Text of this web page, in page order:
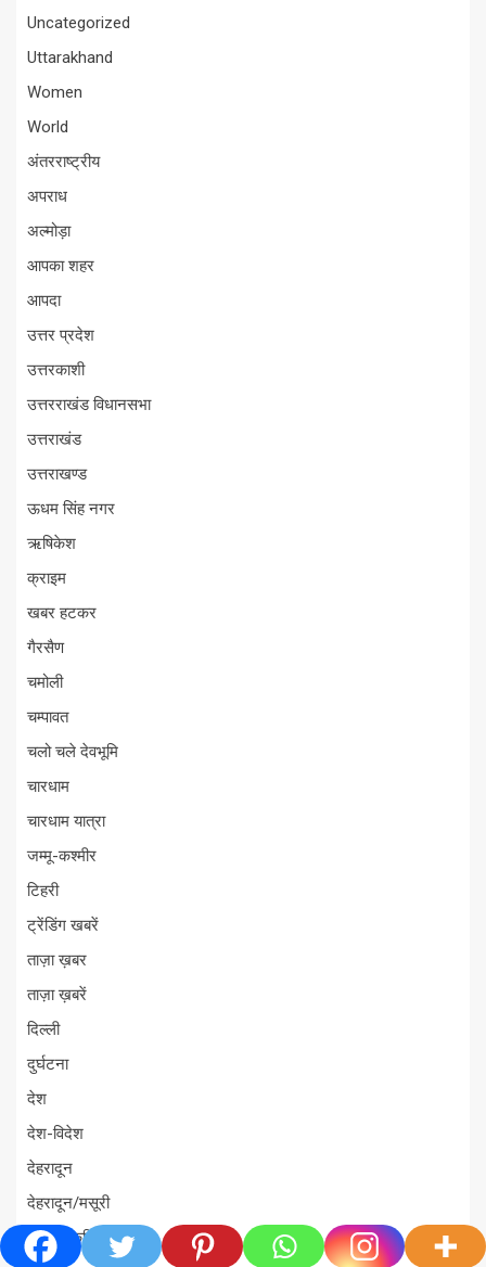
Uncategorized
Uttarakhand
Women
World
अंतरराष्ट्रीय
अपराध
अल्मोड़ा
आपका शहर
आपदा
उत्तर प्रदेश
उत्तरकाशी
उत्तरराखंड विधानसभा
उत्तराखंड
उत्तराखण्ड
ऊधम सिंह नगर
ऋषिकेश
क्राइम
खबर हटकर
गैरसैण
चमोली
चम्पावत
चलो चले देवभूमि
चारधाम
चारधाम यात्रा
जम्मू-कश्मीर
टिहरी
ट्रेंडिंग खबरें
ताज़ा ख़बर
ताज़ा ख़बरें
दिल्ली
दुर्घटना
देश
देश-विदेश
देहरादून
देहरादून/मसूरी
धर्म-संस्कृति